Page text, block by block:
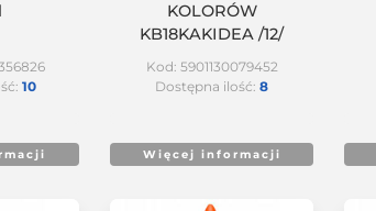
10
KOLORÓW
KB18KAKIDEA /12/
Kod: 5901130079452
Dostępna ilość:8
Więcej informacji